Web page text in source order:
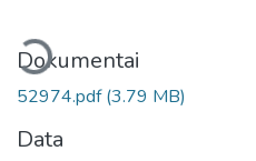
Dokumentai
52974.pdf(3.79 MB)
Data